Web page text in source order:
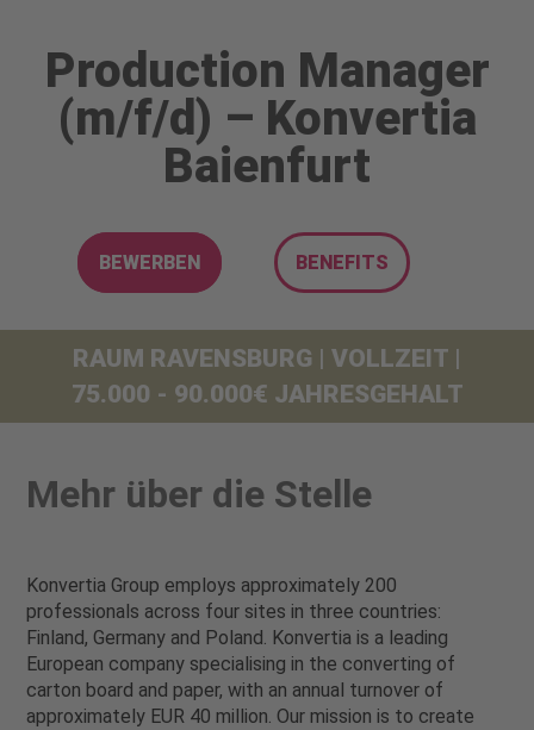
Production Manager
(m/f/d) – Konvertia
Baienfurt
BEWERBEN BENEFITS
RAUM RAVENSBURG | VOLLZEIT |
75.000 - 90.000€ JAHRESGEHALT
Mehr über die Stelle
Konvertia Group employs approximately 200
professionals across four sites in three countries:
Finland, Germany and Poland. Konvertia is a leading
European company specialising in the converting of
carton board and paper, with an annual turnover of
approximately EUR 40 million. Our mission is to create